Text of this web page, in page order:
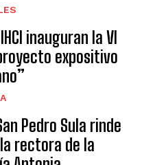
inauguran la VI
expositivo
Pedro Sula rinde
rectora de la